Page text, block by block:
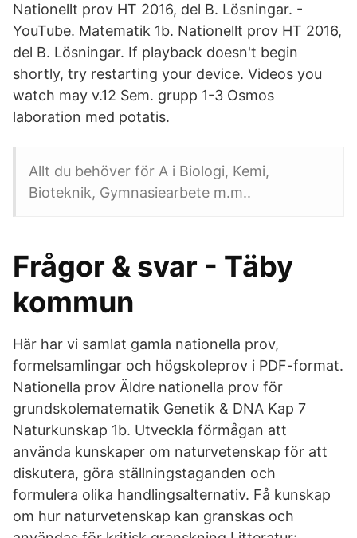
Nationellt prov HT 2016, del B. Lösningar. -
YouTube. Matematik 1b. Nationellt prov HT 2016,
del B. Lösningar. If playback doesn't begin
shortly, try restarting your device. Videos you
watch may v.12 Sem. grupp 1-3 Osmos
laboration med potatis.
Allt du behöver för A i Biologi, Kemi,
Bioteknik, Gymnasiearbete m.m..
Frågor & svar - Täby
kommun
Här har vi samlat gamla nationella prov,
formelsamlingar och högskoleprov i PDF-format.
Nationella prov Äldre nationella prov för
grundskolematematik Genetik & DNA Kap 7
Naturkunskap 1b. Utveckla förmågan att
använda kunskaper om naturvetenskap för att
diskutera, göra ställningstaganden och
formulera olika handlingsalternativ. Få kunskap
om hur naturvetenskap kan granskas och